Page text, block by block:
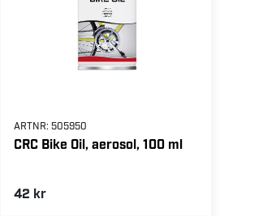
ARTNR:505950
CRC Bike Oil, aerosol, 100 ml
42 kr